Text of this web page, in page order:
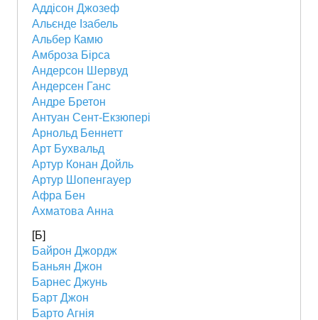
Аддісон Джозеф
Альєнде Ізабель
Альбер Камю
Амброза Бірса
Андерсон Шервуд
Андерсен Ганс
Андре Бретон
Антуан Сент-Екзюпері
Арнольд Беннетт
Арт Бухвальд
Артур Конан Дойль
Артур Шопенгауер
Афра Бен
Ахматова Анна
[Б]
Байрон Джордж
Баньян Джон
Барнес Джунь
Барт Джон
Барто Агнія